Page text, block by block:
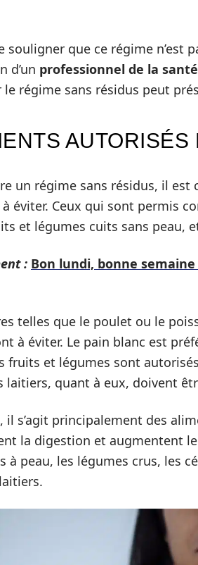
que ce régime n’est
d’un professionnel de la santé
le régime sans résidus peut
un régime sans résidus, il est
éviter. Ceux qui sont permis
et légumes cuits sans peau,
: Bon lundi, bonne
telles que le poulet ou le
à éviter. Le pain blanc est
fruits et légumes sont
laitiers, quant à eux, doivent
s’agit principalement des
la digestion et augmentent
à peau, les légumes crus, les